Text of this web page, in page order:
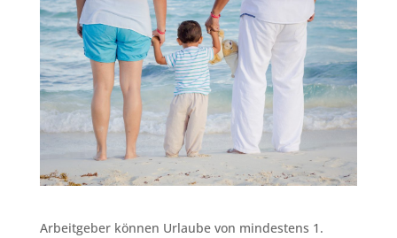
Arbeitgeber können Urlaube von mindestens 1.